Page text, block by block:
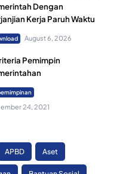
Dengan
Kerja Paruh Waktu
August 6, 2026
Pemimpin
24, 2021
APBD Aset